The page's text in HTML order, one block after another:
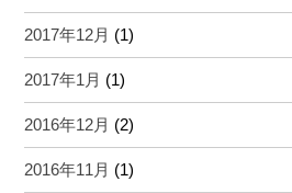
2017年12月 (1)
2017年1月 (1)
2016年12月 (2)
2016年11月 (1)